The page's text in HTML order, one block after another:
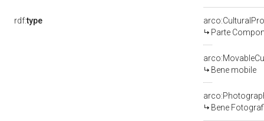
rdf:type
Parte
Bene mobile
Bene